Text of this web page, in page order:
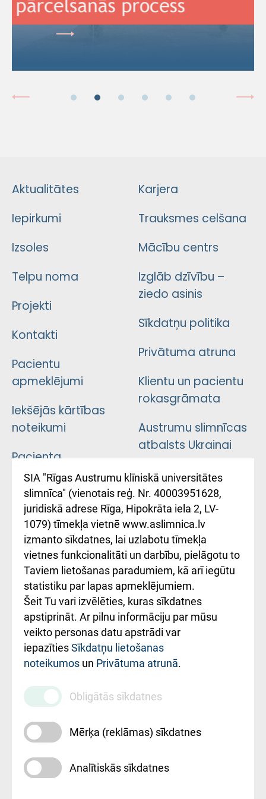
Aktualitātes
Iepirkumi
Izsoles
Telpu noma
Projekti
Kontakti
Pacientu
apmeklējumi
Iekšējās kārtības
noteikumi
Pacienta
atsauksmju/sūdzību
iesniegšanas
kārtība
Kā pie mums nokļūt
Rēķinu apmaksas
ceļvedis
Rekvizīti un
ārstniecības
iestādes kods
010000234
Maksas
pakalpojumu
cenrādis
Karjera
Trauksmes celšana
Mācību centrs
Izglāb dzīvību –
ziedo asinis
Sīkdatņu politika
Privātuma atruna
Klientu un pacientu
rokasgrāmata
Austrumu slimnīcas
atbalsts Ukrainai
Підтримка Східної
лікарні та співпраця з
Україною
SIA "Rīgas Austrumu klīniskā universitātes
slimnīca" (vienotais reģ. Nr. 40003951628,
juridiskā adrese Rīga, Hipokrāta iela 2, LV-
1079) tīmekļa vietnē www.aslimnica.lv
izmanto sīkdatnes, lai uzlabotu tīmekļa
vietnes funkcionalitāti un darbību, pielāgotu to
Taviem lietošanas paradumiem, kā arī iegūtu
statistiku par lapas apmeklējumiem.
Šeit Tu vari izvēlēties, kuras sīkdatnes
apstiprināt. Ar pilnu informāciju par mūsu
veikto personas datu apstrādi var
iepazītiesSīkdatņu lietošanas
noteikumos un Privātuma atrunā.
Obligātās sīkdatnes
Mērķa (reklāmas) sīkdatnes
Analītiskās sīkdatnes